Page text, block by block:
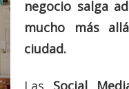
negocio salga
mucho más
ciudad.
Las Social